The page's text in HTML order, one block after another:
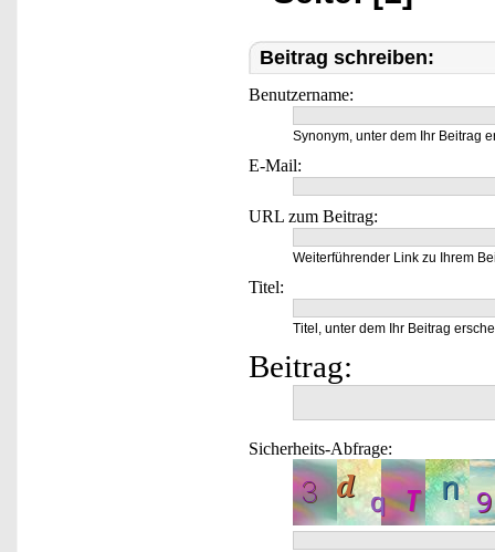
Beitrag schreiben:
Benutzername:
Synonym, unter dem Ihr Beitrag
E-Mail:
URL zum Beitrag:
Weiterführender Link zu Ihrem
Titel:
Titel, unter dem Ihr Beitrag
Beitrag:
Sicherheits-Abfrage: